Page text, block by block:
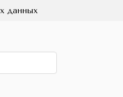
данных